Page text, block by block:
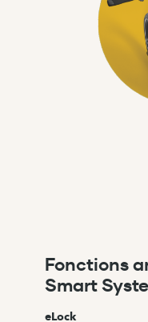
Fonctions
Smart
eLock